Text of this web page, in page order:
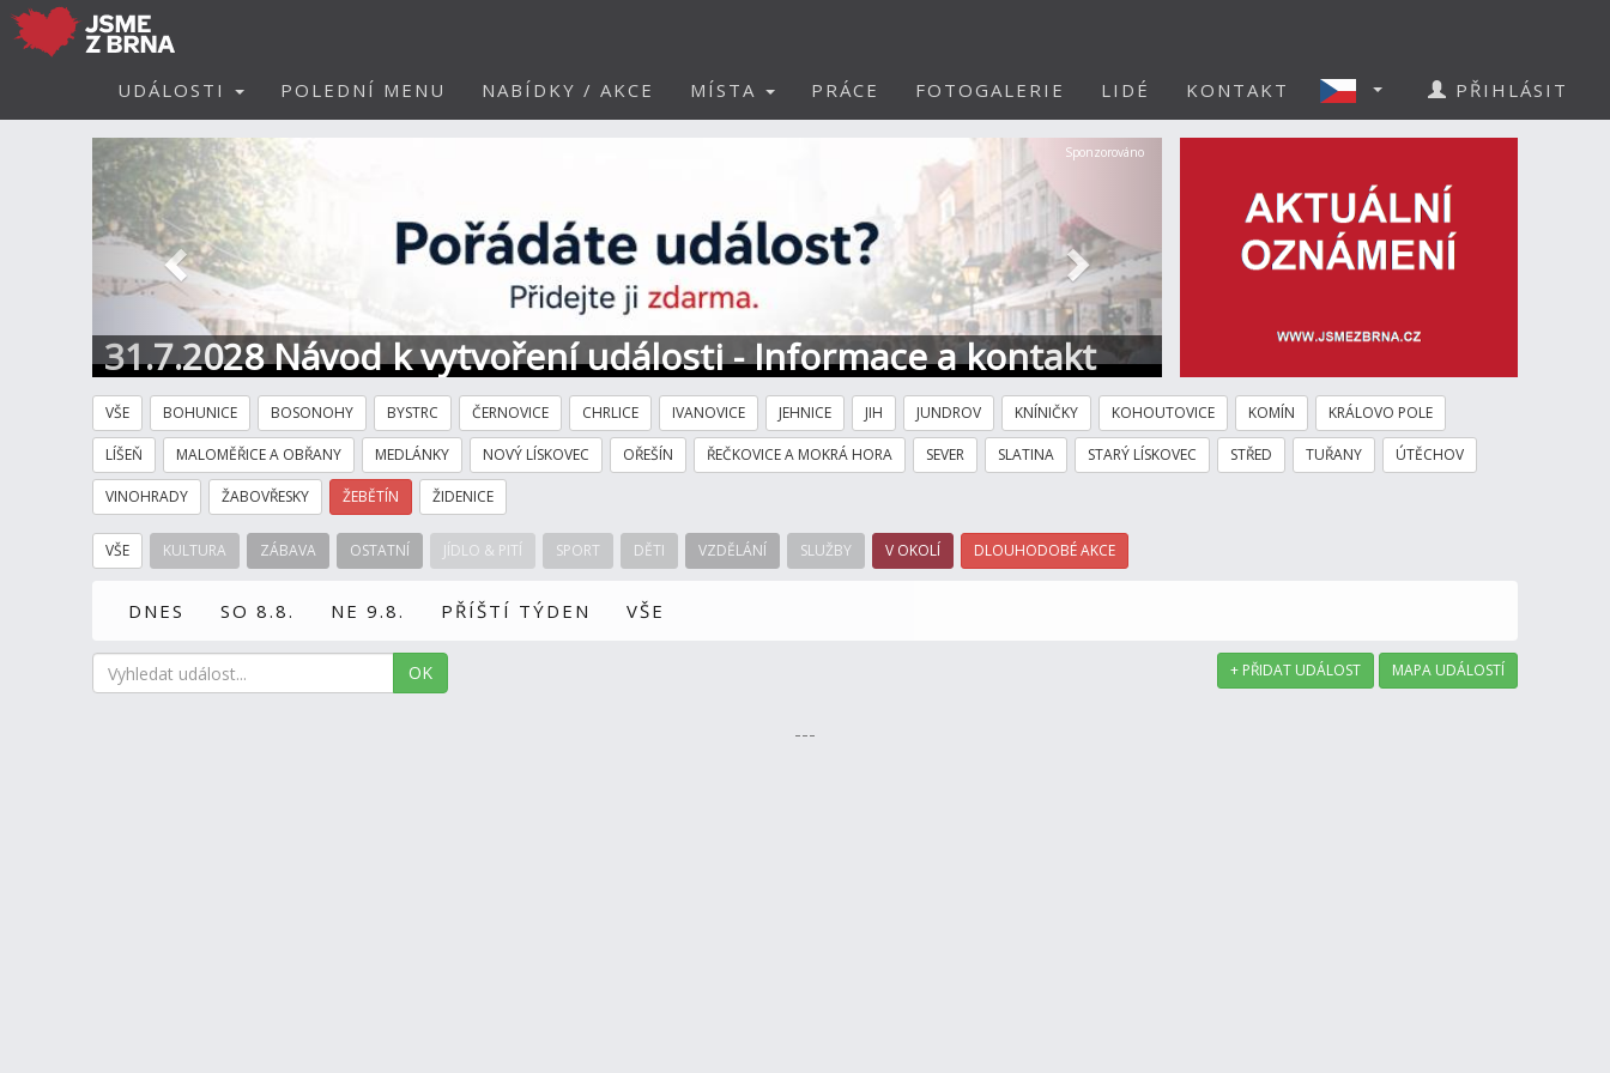
UDÁLOSTI POLEDNÍ MENU NABÍDKY / AKCE MÍSTA PRÁCE FOTOGALERIE LIDÉ KONTAKT PŘIHLÁSIT
31.7.2028 Návod k vytvoření události - Informace a kontakt
Předchozí Další
Sponzorováno
VŠE BOHUNICE BOSONOHY BYSTRC ČERNOVICE CHRLICE IVANOVICE JEHNICE JIH JUNDROV KNÍNIČKY KOHOUTOVICE KOMÍN KRÁLOVO POLE
LÍŠEŇ MALOMĚŘICE A OBŘANY MEDLÁNKY NOVÝ LÍSKOVEC OŘEŠÍN ŘEČKOVICE A MOKRÁ HORA SEVER SLATINA STARÝ LÍSKOVEC STŘED TUŘANY ÚTĚCHOV
VINOHRADY ŽABOVŘESKY ŽEBĚTÍN ŽIDENICE
VŠE KULTURA ZÁBAVA OSTATNÍ JÍDLO & PITÍ SPORT DĚTI VZDĚLÁNÍ SLUŽBY V OKOLÍ DLOUHODOBÉ AKCE
DNES SO 8.8. NE 9.8. PŘÍŠTÍ TÝDEN VŠE
OK + PŘIDAT UDÁLOST MAPA UDÁLOSTÍ
---